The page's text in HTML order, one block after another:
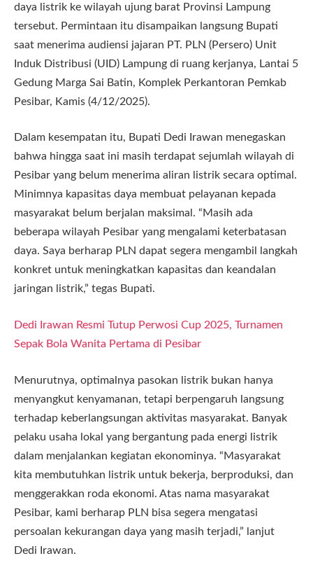
daya listrik ke wilayah ujung barat Provinsi Lampung
tersebut. Permintaan itu disampaikan langsung Bupati
saat menerima audiensi jajaran PT. PLN (Persero) Unit
Induk Distribusi (UID) Lampung di ruang kerjanya, Lantai 5
Gedung Marga Sai Batin, Komplek Perkantoran Pemkab
Pesibar, Kamis (4/12/2025).
Dalam kesempatan itu, Bupati Dedi Irawan menegaskan
bahwa hingga saat ini masih terdapat sejumlah wilayah di
Pesibar yang belum menerima aliran listrik secara optimal.
Minimnya kapasitas daya membuat pelayanan kepada
masyarakat belum berjalan maksimal. “Masih ada
beberapa wilayah Pesibar yang mengalami keterbatasan
daya. Saya berharap PLN dapat segera mengambil langkah
konkret untuk meningkatkan kapasitas dan keandalan
jaringan listrik,” tegas Bupati.
Dedi Irawan Resmi Tutup Perwosi Cup 2025, Turnamen
Sepak Bola Wanita Pertama di Pesibar
Menurutnya, optimalnya pasokan listrik bukan hanya
menyangkut kenyamanan, tetapi berpengaruh langsung
terhadap keberlangsungan aktivitas masyarakat. Banyak
pelaku usaha lokal yang bergantung pada energi listrik
dalam menjalankan kegiatan ekonominya. “Masyarakat
kita membutuhkan listrik untuk bekerja, berproduksi, dan
menggerakkan roda ekonomi. Atas nama masyarakat
Pesibar, kami berharap PLN bisa segera mengatasi
persoalan kekurangan daya yang masih terjadi,” lanjut
Dedi Irawan.